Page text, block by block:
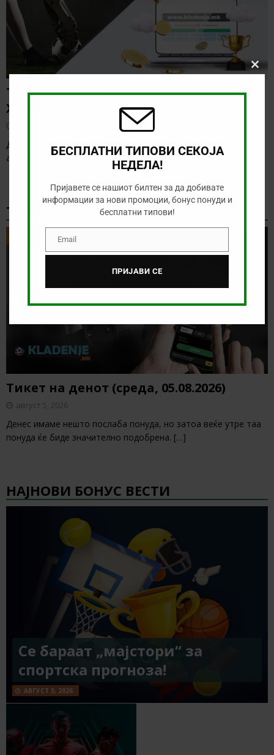
ТИП НА ДЕНОТ (05.08.2026, 21:15)
ХАФНАРФЈАРДАР – РЕЈКАВИК
Денес нема солидна понуда за обложување, а ние ќе го
анализираме дуелот од исландската лига[…]
ТИКЕТ НА ДЕНОТ
ТИКЕТ НА ДЕНОТ
Тикет на денот (среда, 05.08.2026)
август 5, 2026
Денес имаме нешто послаба понуда, но затоа веќе утре таа
понуда ќе биде значително подобрена. […]
НАЈНОВИ БОНУС ВЕСТИ
Се бараат „мајстори“ за
спортска прогноза!
АВГУСТ 5, 2026
БЕСПЛАТНИ ТИПОВИ СЕКОЈА
НЕДЕЛА!
Пријавете се нашиот билтен за да добивате
информации за нови промоции, бонус понуди и
бесплатни типови!
EmailEmail
ПРИЈАВИ СЕ